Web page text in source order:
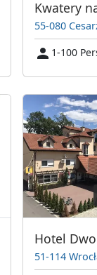
55-080
1-100
51-114